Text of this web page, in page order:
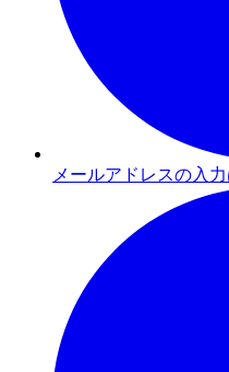
メールアドレスの入